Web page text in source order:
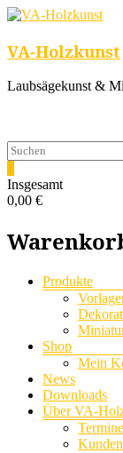
VA-Holzkunst
Laubsägekunst &
Insgesamt
0,00 €
Menü
Produkte
Shop
Mein
News
Downloads
Über VA-
Termine